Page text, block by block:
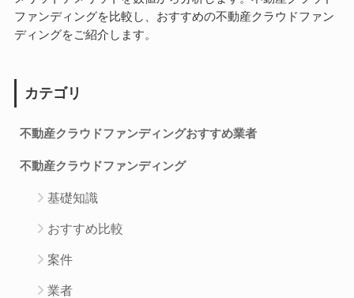
ファンディングを比較し、おすすめの不動産クラウドファン
ディングをご紹介します。
カテゴリ
不動産クラウドファンディングおすすめ業者
不動産クラウドファンディング
基礎知識
おすすめ比較
案件
業者